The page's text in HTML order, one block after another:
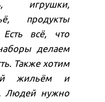
игрушки,
продукты
Есть всё, что
делаем
Также хотим
жильём и
Людей нужно